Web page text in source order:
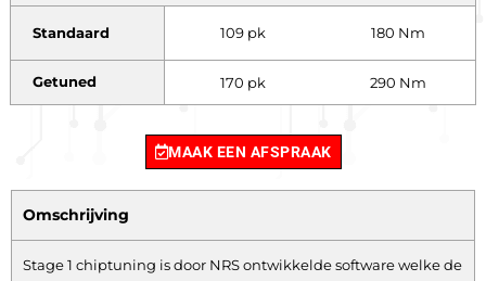
Standaard 109 pk 180 Nm
Getuned 170 pk 290 Nm
MAAK EEN AFSPRAAK
Omschrijving
Stage 1 chiptuning is door NRS ontwikkelde software welke de